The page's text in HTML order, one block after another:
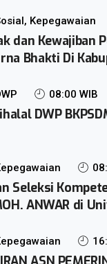
Kepegawaian
dan Kewajiban
Bhakti Di
08:00 WIB
DWP
Seleksi
ANWAR di